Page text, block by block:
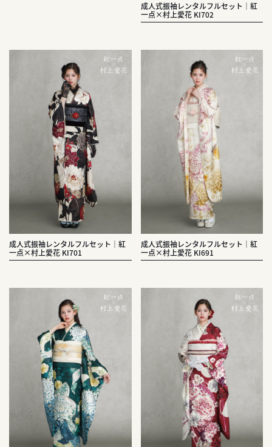
成人式振袖レンタルフルセット｜紅
一点×村上愛花 KI702
成人式振袖レンタルフルセット｜紅
一点×村上愛花 KI701
成人式振袖レンタルフルセット｜紅
一点×村上愛花 KI691